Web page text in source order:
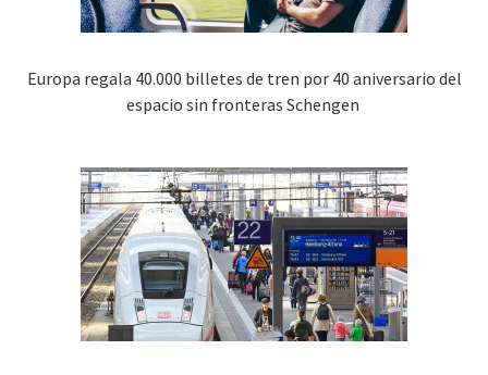
Europa regala 40.000 billetes de tren por 40 aniversario del
espacio sin fronteras Schengen